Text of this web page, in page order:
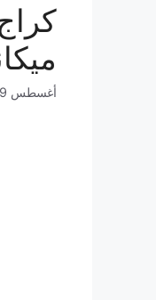
أغسطس 9, 2020